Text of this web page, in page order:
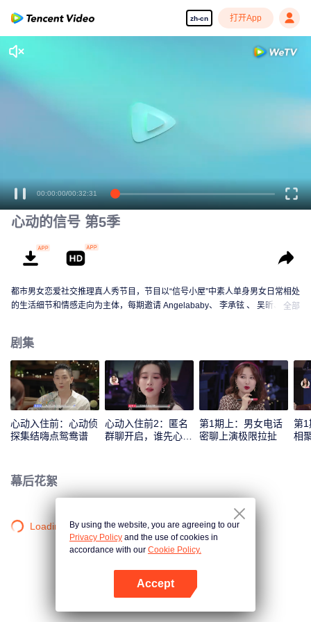
zh-cn 打开App
享受流畅高清剧集
00:00:00/00:32:31
心动的信号 第5季
都市男女恋爱社交推理真人秀节目，节目以“信号小屋”中素人单身男女日常相处
的生活细节和情感走向为主体，每期邀请 Angelababy、 李承铉 、 吴昕、 汪全部
剧集
心动入住前：心动侦
探集结嗨点鸳鸯谱
心动入住前2：匿名
群聊开启，谁先心
第1期上：男女电话
密聊上演极限拉扯
第1
相
幕后花絮
Loading…By using the website, you are agreeing to our
Privacy Policy and the use of cookies in
accordance with our Cookie Policy.
Accept